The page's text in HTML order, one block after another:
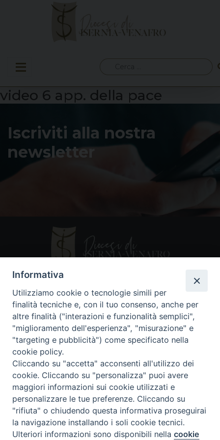
per:
video 6 app. della pace
Iscriviti alla nostra
newsletter
Contatti
Piazza Andrea D'Isernia, 2
86170 Isernia
086550849
segreteria@diocesiiserniavenafro.it
I nostri social
Copyright © 2018 - Diocesi di Isernia-Venafro (C.F.
90008750946). Riproduzione solo con permesso.
Tutti i diritti sono riservati
Preferenze Cookie
Informativa
Utilizziamo cookie o tecnologie simili per
finalità tecniche e, con il tuo consenso, anche per
altre finalità ("interazioni e funzionalità semplici",
"miglioramento dell'esperienza", "misurazione" e
"targeting e pubblicità") come specificato nella
cookie policy.
Cliccando su "accetta" acconsenti all'utilizzo dei
cookie. Cliccando su "personalizza" puoi avere
maggiori informazioni sui cookie utilizzati e
personalizzare le tue preferenze. Cliccando su
"rifiuta" o chiudendo questa informativa proseguirai
la navigazione installando i soli cookie tecnici.
Ulteriori informazioni sono disponibili nellacookie